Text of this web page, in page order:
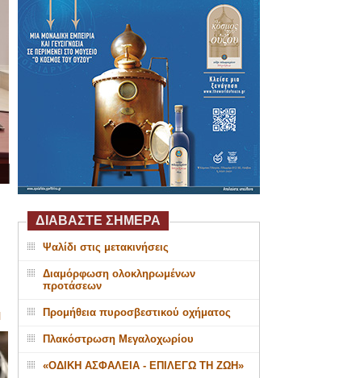
ΔΙΑΒΑΣΤΕ ΣΗΜΕΡΑ
Ψαλίδι στις μετακινήσεις
Διαμόρφωση ολοκληρωμένων
προτάσεων
Προμήθεια πυροσβεστικού οχήματος
Πλακόστρωση Μεγαλοχωρίου
«ΟΔΙΚΗ ΑΣΦΑΛΕΙΑ - ΕΠΙΛΕΓΩ ΤΗ ΖΩΗ»